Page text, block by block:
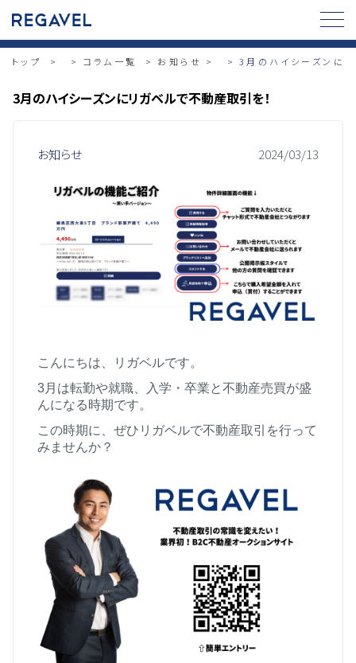
トップ > コラム一覧 お知らせ > 3月のハイシーズンに
3月のハイシーズンにリガベルで不動産取引を！
お知らせ 2024/03/13
こんにちは、リガベルです。
3月は転勤や就職、入学・卒業と不動産売買が盛
んになる時期です。
この時期に、ぜひリガベルで不動産取引を行って
みませんか？